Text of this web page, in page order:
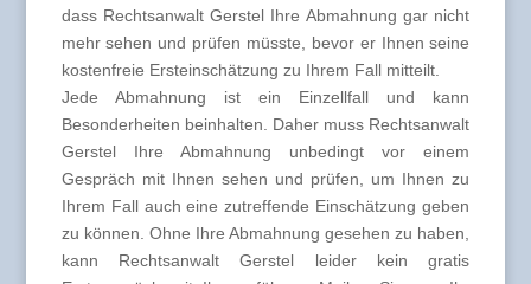
dass Rechtsanwalt Gerstel Ihre Abmahnung gar nicht
mehr sehen und prüfen müsste, bevor er Ihnen seine
kostenfreie Ersteinschätzung zu Ihrem Fall mitteilt.
Jede Abmahnung ist ein Einzellfall und kann
Besonderheiten beinhalten. Daher muss Rechtsanwalt
Gerstel Ihre Abmahnung unbedingt vor einem
Gespräch mit Ihnen sehen und prüfen, um Ihnen zu
Ihrem Fall auch eine zutreffende Einschätzung geben
zu können. Ohne Ihre Abmahnung gesehen zu haben,
kann Rechtsanwalt Gerstel leider kein gratis